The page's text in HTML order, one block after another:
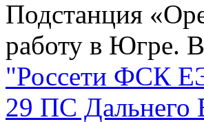
Подстанция
работу в Югре.
"Россети ФСК
29 ПС Дальнего